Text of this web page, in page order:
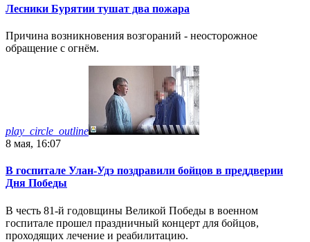
Лесники Бурятии тушат два пожара
Причина возникновения возгораний - неосторожное
обращение с огнём.
play_circle_outline
8 мая, 16:07
В госпитале Улан-Удэ поздравили бойцов в преддверии
Дня Победы
В честь 81-й годовщины Великой Победы в военном
госпитале прошел праздничный концерт для бойцов,
проходящих лечение и реабилитацию.